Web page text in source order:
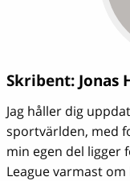
Skribent: Jonas
Jag håller dig
sportvärlden, med
min egen del
League varmast